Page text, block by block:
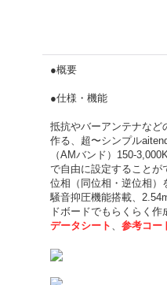
●概要
●仕様・機能
抵抗やバーアンテナなど
作る、超〜シンプル
（AMバンド）150-
で自由に設定することが
位相（同位相・逆位相）
騒音抑圧機能搭載、
ドボードでもらくらく
データシート 、 参考コー